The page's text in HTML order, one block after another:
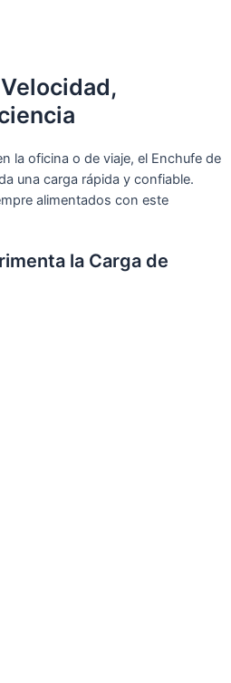
la oficina o de viaje, el Enchufe de
una carga rápida y confiable.
alimentados con este
la Carga de